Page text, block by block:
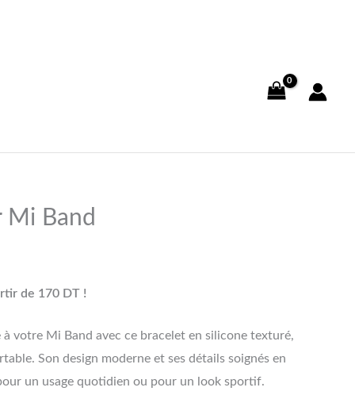
Mi Band
de 170 DT !
à votre Mi Band avec ce bracelet en silicone texturé,
Son design moderne et ses détails soignés en
un usage quotidien ou pour un look sportif.